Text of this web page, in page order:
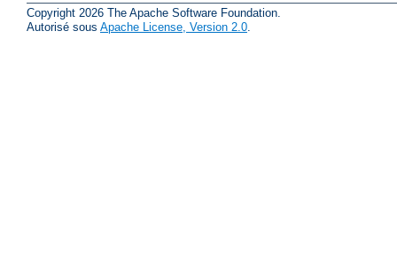
Copyright 2026 The Apache Software Foundation.
Autorisé sous Apache License, Version 2.0